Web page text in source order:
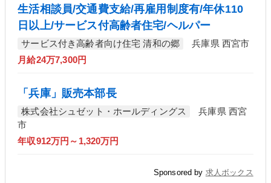
生活相談員/交通費支給/再雇用制度有/年休110
日以上/サービス付高齢者住宅/ヘルパー
サービス付き高齢者向け住宅 清和の郷
兵庫県 西宮市
月給24万7,300円
「兵庫」販売本部長
株式会社シュゼット・ホールディングス
兵庫県 西宮
市
年収912万円～1,320万円
Sponsored by 求人ボックス